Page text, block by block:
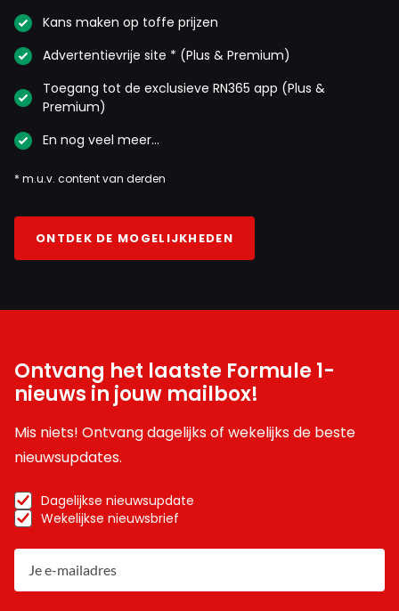
Kans maken op toffe prijzen
Advertentievrije site * (Plus & Premium)
Toegang tot de exclusieve RN365 app (Plus &
Premium)
En nog veel meer…
* m.u.v. content van derden
ONTDEK DE MOGELIJKHEDEN
Ontvang het laatste Formule 1-
nieuws in jouw mailbox!
Mis niets! Ontvang dagelijks of wekelijks de beste
nieuwsupdates.
Dagelijkse nieuwsupdate
Wekelijkse nieuwsbrief